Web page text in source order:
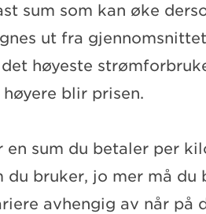
sum som kan øke
ut fra
høyeste
blir prisen.
en sum du betaler per
bruker, jo mer må du
avhengig av når på